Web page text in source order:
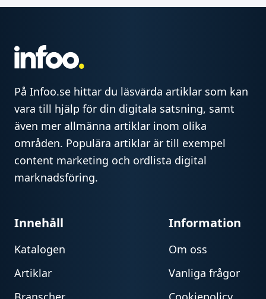
På Infoo.se hittar du läsvärda artiklar som kan
vara till hjälp för din digitala satsning, samt
även mer allmänna artiklar inom olika
områden. Populära artiklar är till exempel
content marketing och ordlista digital
marknadsföring.
Innehåll
Katalogen
Artiklar
Information
Om oss
Vanliga frågor